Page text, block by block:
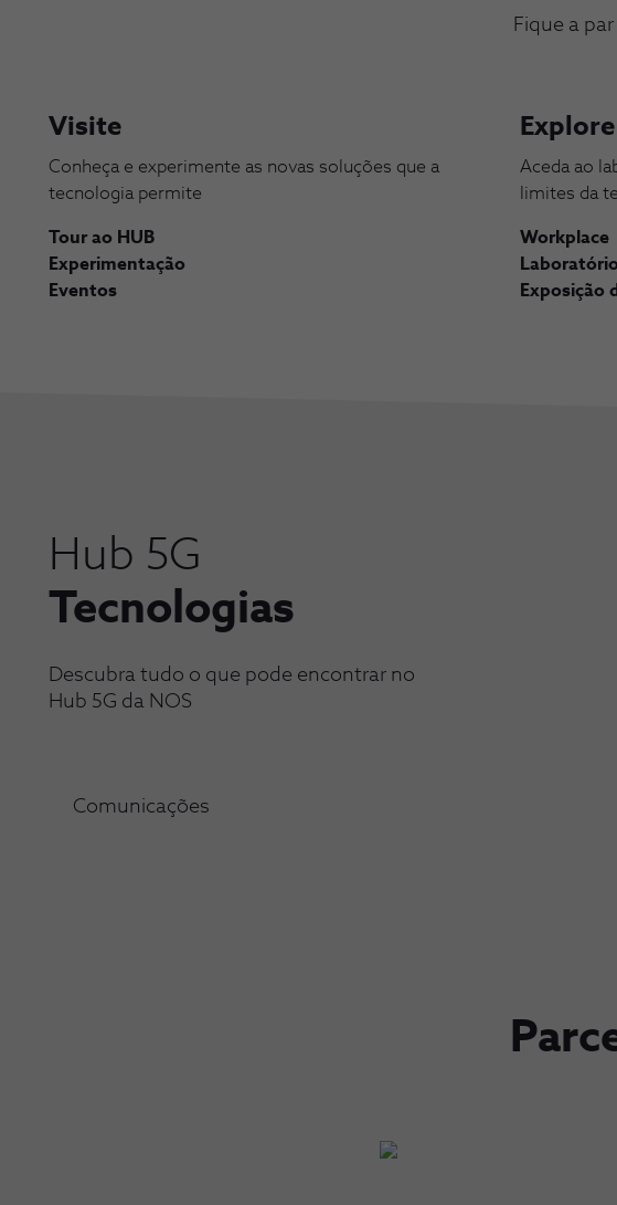
Fique a
Visite
Conheça e experimente as novas soluções que a
tecnologia permite
Tour ao HUB
Experimentação
Eventos
Explore
Aceda ao
limites da
Workplace
Laboratório
Exposição
Hub 5G
Tecnologias
Descubra tudo o que pode encontrar no
Hub 5G da NOS
Comunicações